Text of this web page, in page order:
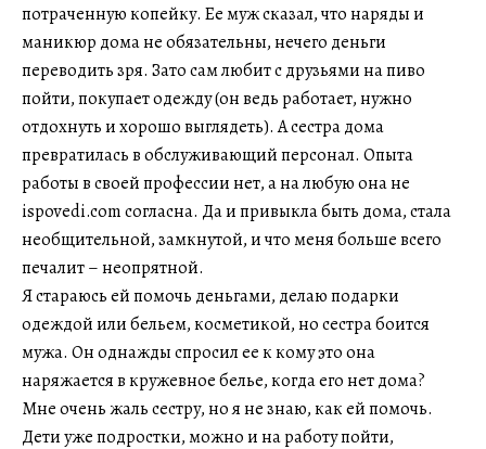
потраченную копейку. Ее муж сказал, что наряды и
маникюр дома не обязательны, нечего деньги
переводить зря. Зато сам любит с друзьями на пиво
пойти, покупает одежду (он ведь работает, нужно
отдохнуть и хорошо выглядеть). А сестра дома
превратилась в обслуживающий персонал. Опыта
работы в своей профессии нет, а на любую она не
ispovedi.com согласна. Да и привыкла быть дома, стала
необщительной, замкнутой, и что меня больше всего
печалит – неопрятной.
Я стараюсь ей помочь деньгами, делаю подарки
одеждой или бельем, косметикой, но сестра боится
мужа. Он однажды спросил ее к кому это она
наряжается в кружевное белье, когда его нет дома?
Мне очень жаль сестру, но я не знаю, как ей помочь.
Дети уже подростки, можно и на работу пойти,